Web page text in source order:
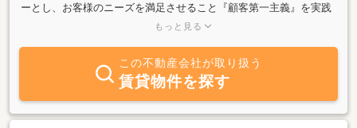
ーとし、お客様のニーズを満足させること『顧客第一主義』を実践
し、「住まい」を通じて地域社会に貢献いたしたく、業務を営んで
アも広く網羅し、「売りたい」「買いたい」「貸したい」「借りた
い」「相談したい」等々、多種多様なニーズに対応可能です。盛岡
周辺での物件をお探しの際には、ぜひ当社までご相談下さいますよ
う、皆様からのお問い合わせ・ご来店をお待ちしております。
もっと見る
この不動産会社が取り扱う
賃貸物件を探す